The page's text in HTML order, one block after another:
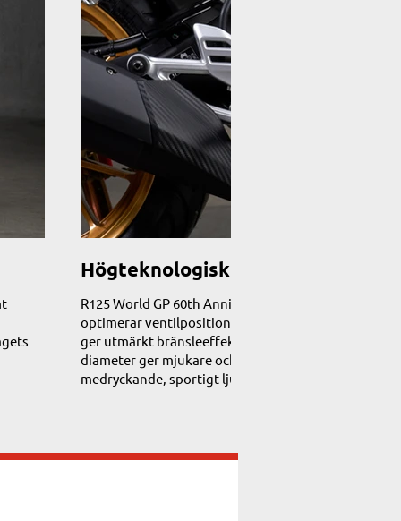
Högteknologisk 125 kubiks EU5-
R125 World GP 60th Anniversary-motorn omfattar
optimerar ventilpositionen för högt vridmoment
ger utmärkt bränsleeffektivitet. Ett spjällhus med
diameter ger mjukare och mer kontrollerbar
medryckande, sportigt ljud.